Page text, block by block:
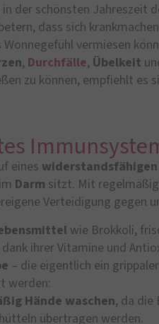
der schönsten Jahreszeit
dass sich
vermiesen
, Durchfälle, Übelkeit
zu können, empfiehlt es
eines widerstandsfähigen
Darm sitzt. Mit
Verteidigung gegen
wie Brokkoli,
ihrer Vitamine und
– die eigentlich ein
werden:
Hände waschen, da die
übertragen werden.